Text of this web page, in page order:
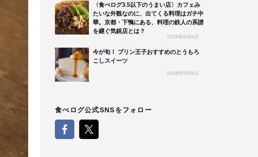
〈食べログ3.5以下のうまい店〉カフェみ
たいな外観なのに、出てくる料理はガチ中
華。京都・下鴨にある、料理の鉄人の系譜
を継ぐ気鋭店とは？
2026年8月6日
今が旬！ プリン王子おすすめのとうもろ
こしスイーツ
2026年8月6日
食べログ公式SNSをフォロー